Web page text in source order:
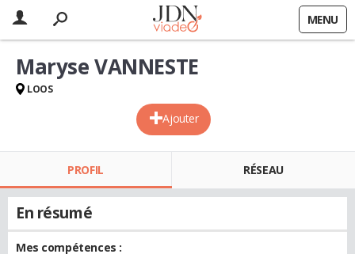
MENU
Ajouter
Maryse VANNESTE
LOOS
PROFIL RÉSEAU
En résumé
Mes compétences :